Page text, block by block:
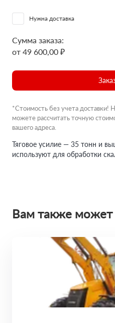
Нужна доставка
Сумма заказа:
от 49 600,00 ₽
*Стоимость без учета доставки!
можете рассчитать точную
вашего адреса.
Тяговое усилие — 35 тонн и
используют для обработки
Вам также может